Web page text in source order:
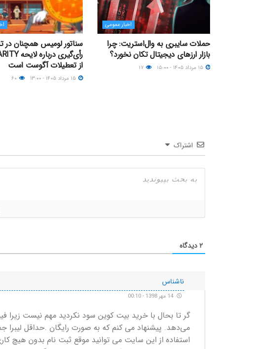
اخبار عمومی
حملات سایبری به وال‌استریت: چرا
بازار ارزهای دیجیتال تکان نخورد؟
سناتور لومیس همچنان در
از تعطیلات آگوست است
اشتراک
۲دیدگاه
ناشناس
گر تا بحال با خرید بیت کوین سود نکردید مهم نیست
می‌دهد. پیشنهاد می کنم که به صورت رایگان .حداقل لیبرا